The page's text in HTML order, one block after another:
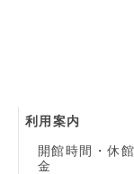
利用案内
開館時間・休
金